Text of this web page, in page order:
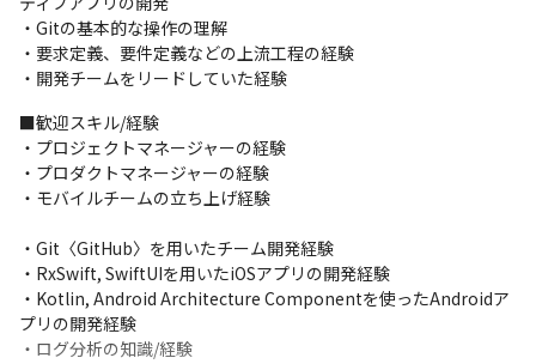
・Gitの基本的な操作の理解
・要求定義、要件定義などの上流工程の経験
・開発チームをリードしていた経験
■歓迎スキル/経験
・プロジェクトマネージャーの経験
・プロダクトマネージャーの経験
・モバイルチームの立ち上げ経験
・Git〈GitHub〉を用いたチーム開発経験
・RxSwift, SwiftUIを用いたiOSアプリの開発経験
・Kotlin, Android Architecture Componentを使ったAndroidア
プリの開発経験
・ログ分析の知識/経験